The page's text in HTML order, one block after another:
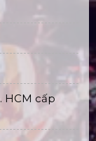
HCM cấp